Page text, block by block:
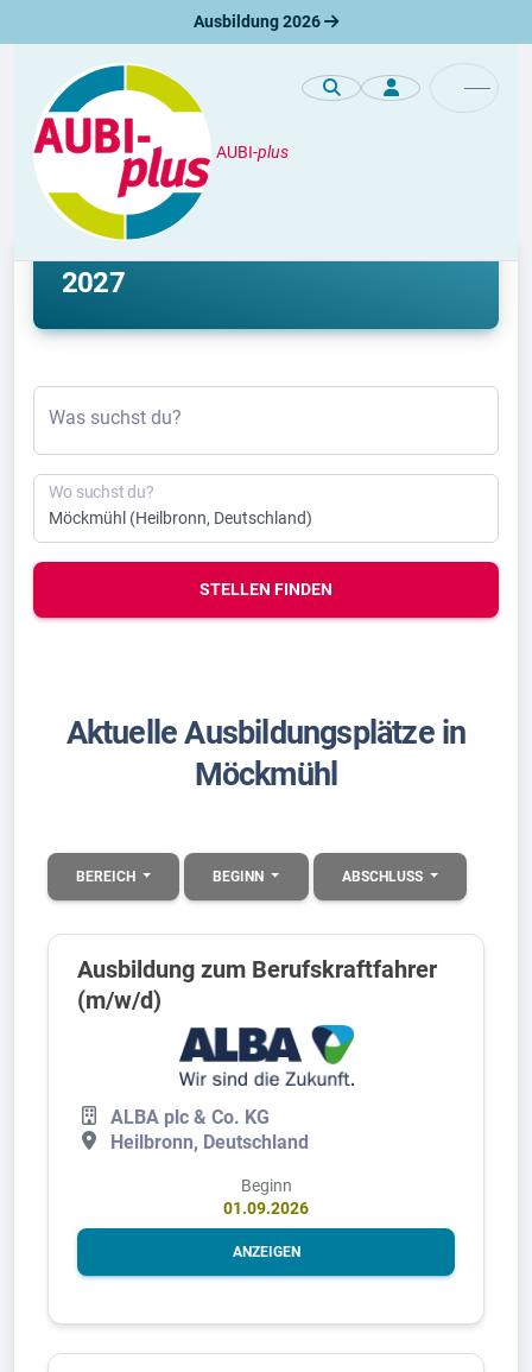
Ausbildung 2026
AUBI-plus
Ausbildung
Ausbildung Möckmühl 2026 &
2027
Was suchst du?
Wo suchst du?
STELLEN FINDEN
Aktuelle Ausbildungsplätze in
Möckmühl
BEREICH BEGINN ABSCHLUSS
Ausbildung zum Berufskraftfahrer
(m/w/d)
ALBA plc & Co. KG
Heilbronn, Deutschland
Beginn
01.09.2026
ANZEIGEN